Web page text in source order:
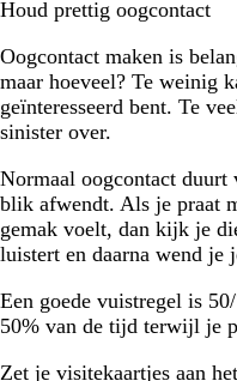
Houd prettig oogcontact
Oogcontact maken is
maar hoeveel? Te weinig
geïnteresseerd bent. Te
sinister over.
Normaal oogcontact
blik afwendt. Als je praat
gemak voelt, dan kijk je
luistert en daarna wend je
Een goede vuistregel is
50% van de tijd terwijl je
Zet je visitekaartjes aan